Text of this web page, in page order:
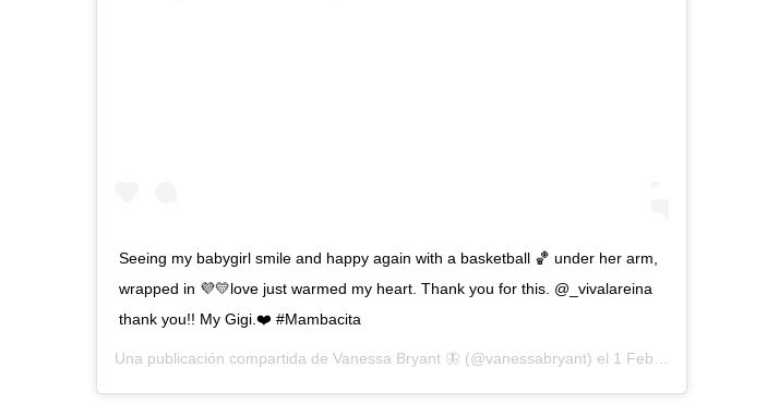
Seeing my babygirl smile and happy again with a basketball 🏀 under her arm,
wrapped in 💜💛love just warmed my heart. Thank you for this. @_vivalareina
thank you!! My Gigi.❤️ #Mambacita
Una publicación compartida de Vanessa Bryant 🦋 (@vanessabryant) el 1 Feb, 2020 a las 9:19 PST